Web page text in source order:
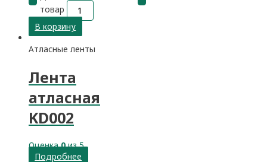
товар
В корзину
Атласные ленты
Лента
атласная
KD002
Оценка0из 5
Подробнее